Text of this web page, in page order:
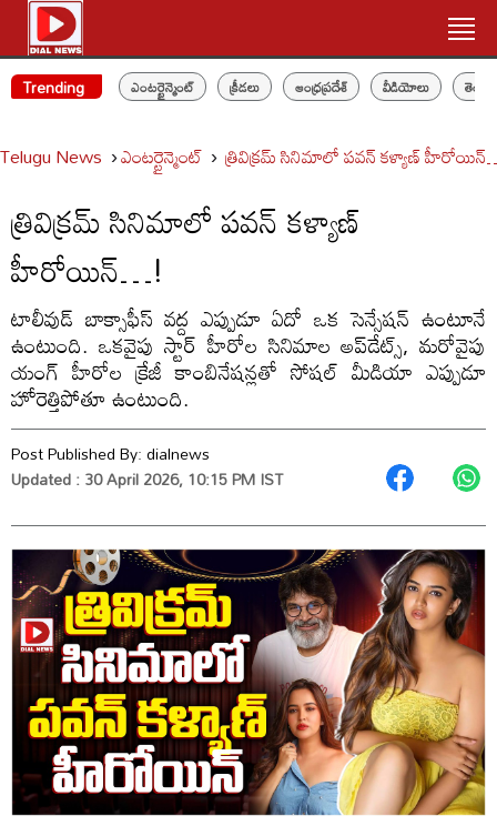
Trending ఎంటర్టైన్మెంట్ క్రీడలు ఆంధ్రప్రదేశ్ వీడియోలు
Telugu News ఎంటర్టైన్మెంట్ త్రివిక్రమ్ సినిమాలో పవన్ కళ్యాణ్
త్రివిక్రమ్ సినిమాలో పవన్ కళ్యాణ్
హీరోయిన్…!
టాలీవుడ్ బాక్సాఫీస్ వద్ద ఎప్పుడూ ఏదో ఒక సెన్సేషన్ ఉంటూనే
ఉంటుంది. ఒకవైపు స్టార్ హీరోల సినిమాల అప్‌డేట్స్, మరోవైపు
యంగ్ హీరోల క్రేజీ కాంబినేషన్లతో సోషల్ మీడియా ఎప్పుడూ
హోరెత్తిపోతూ ఉంటుంది.
Post Published By:dialnews
Updated : 30 April 2026, 10:15 PM IST